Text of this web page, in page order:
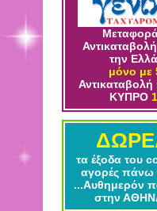
την
μόνο με
Αντικαταβολή
ΚΥΠΡΟ
τα έξοδα του
αγορές πάνω
...Αυθημερόν
στην